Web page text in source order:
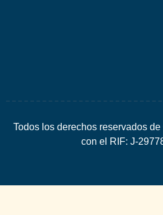
Todos los derechos reservados
con el RIF: J-